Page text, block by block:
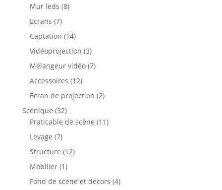
Mur leds 88
Ecrans 77
produits
Captation 1414
produits
Vidéoprojection 33
produits
Mélangeur vidéo 77
Accessoires 1212
produits
Ecran de projection 22
Scenique 3232
produits
Praticable de scène 1111
Levage 77
produits
Structure 1212
Mobilier 11
produit
Fond de scène et décors 44